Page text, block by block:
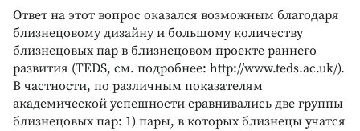
Ответ на этот вопрос оказался возможным благодаря
близнецовому дизайну и большому количеству
близнецовых пар в близнецовом проекте раннего
развития (TEDS, см. подробнее: http://www.teds.ac.uk/).
В частности, по различным показателям
академической успешности сравнивались две группы
близнецовых пар: 1) пары, в которых близнецы учатся